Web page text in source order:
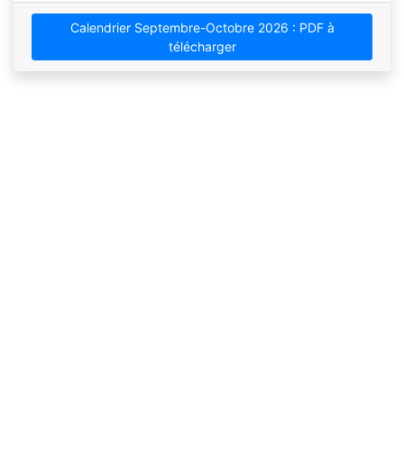
Calendrier Septembre-Octobre 2026 : PDF à
télécharger